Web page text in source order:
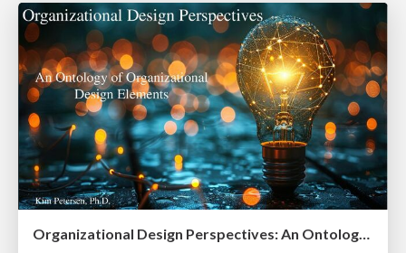
Organizational Design Perspectives: An Ontology of Organizational Design Elements